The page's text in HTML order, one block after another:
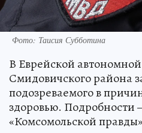
Фото: Таисия Субботина
В Еврейской
Смидовичского района
подозреваемого в
здоровью. Подробности
«Комсомольской